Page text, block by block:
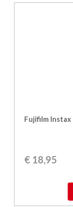
Fujifilm
€ 18,95